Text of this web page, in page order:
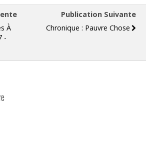
À
-
Publication Suivante
Chronique : Pauvre Chose